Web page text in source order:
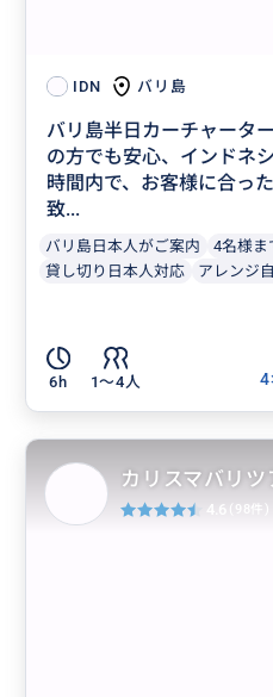
IDN バリ島
バリ島半日カーチャータ
の方でも安心、インドネ
時間内で、お客様に合っ
致...
バリ島日本人がご案内
4名様ま
貸し切り日本人対応
アレンジ
6h 1〜4人
4
カリスマバリツ
4.6 (98件)